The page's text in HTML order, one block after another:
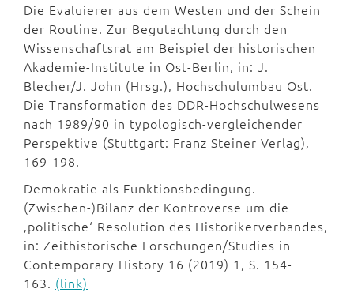
Die Evaluierer aus dem Westen und der Schein
der Routine. Zur Begutachtung durch den
Wissenschaftsrat am Beispiel der historischen
Akademie-Institute in Ost-Berlin, in: J.
Blecher/J. John (Hrsg.), Hochschulumbau Ost.
Die Transformation des DDR-Hochschulwesens
nach 1989/90 in typologisch-vergleichender
Perspektive (Stuttgart: Franz Steiner Verlag),
169-198.
Demokratie als Funktionsbedingung.
(Zwischen-)Bilanz der Kontroverse um die
‚politische‘ Resolution des Historikerverbandes,
in: Zeithistorische Forschungen/Studies in
Contemporary History 16 (2019) 1, S. 154-
163. (link)